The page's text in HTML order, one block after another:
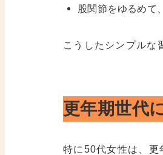
股関節をゆるめて
こうしたシンプルな
更年期世代
特に50代女性は、更